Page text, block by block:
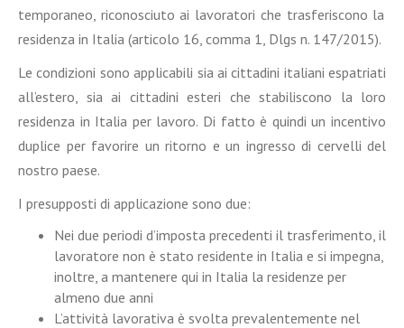
temporaneo, riconosciuto ai lavoratori che trasferiscono la
residenza in Italia (articolo 16, comma 1, Dlgs n. 147/2015).
Le condizioni sono applicabili sia ai cittadini italiani espatriati
all’estero, sia ai cittadini esteri che stabiliscono la loro
residenza in Italia per lavoro. Di fatto è quindi un incentivo
duplice per favorire un ritorno e un ingresso di cervelli del
nostro paese.
I presupposti di applicazione sono due:
Nei due periodi d’imposta precedenti il trasferimento, il
lavoratore non è stato residente in Italia e si impegna,
inoltre, a mantenere qui in Italia la residenze per
almeno due anni
L’attività lavorativa è svolta prevalentemente nel